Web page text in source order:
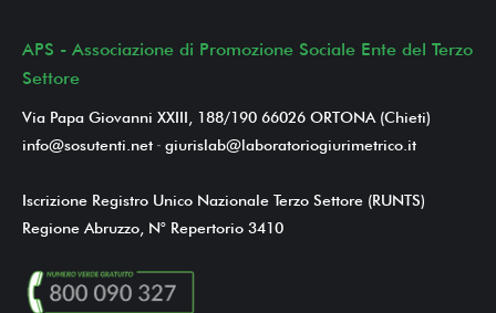
APS - Associazione di Promozione Sociale Ente del Terzo
Settore
Via Papa Giovanni XXIII, 188/190 66026 ORTONA (Chieti)
info@sosutenti.net - giurislab@laboratoriogiurimetrico.it
Iscrizione Registro Unico Nazionale Terzo Settore (RUNTS)
Regione Abruzzo, N° Repertorio 3410